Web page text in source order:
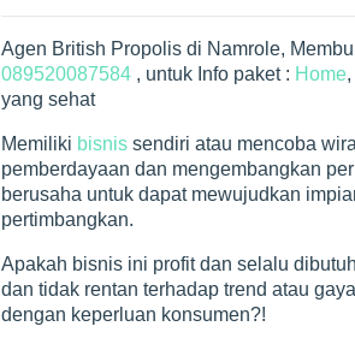
Agen British Propolis di Namrole,
089520087584 , untuk Info paket : Home
yang sehat
Memiliki bisnis sendiri atau mencoba
pemberdayaan dan mengembangkan
berusaha untuk dapat mewujudkan
pertimbangkan.
Apakah bisnis ini profit dan selalu
dan tidak rentan terhadap trend atau
dengan keperluan konsumen?!